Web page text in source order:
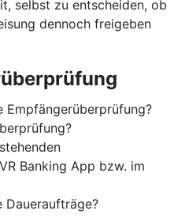
selbst zu entscheiden, ob
dennoch freigeben
Empfängerüberprüfung?
Banking App bzw. im
Daueraufträge?